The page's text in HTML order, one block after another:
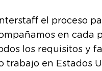
el proceso
en cada
los requisitos y
trabajo en Estados